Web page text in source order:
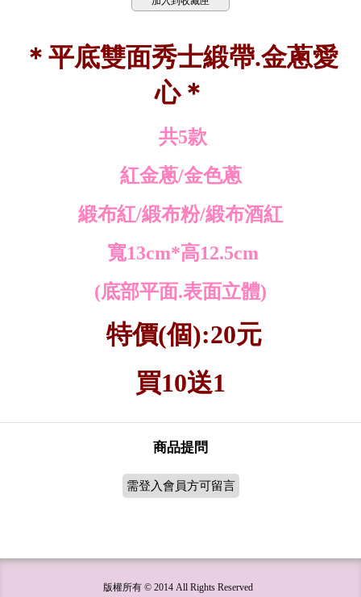
＊平底雙面秀士緞帶.金蔥愛
心＊
共5款
紅金蔥/金色蔥
緞布紅/緞布粉/緞布酒紅
寬13cm*高12.5cm
(底部平面.表面立體)
特價(個):20元
買10送1
商品提問
需登入會員方可留言
版權所有 © 2014 All Rights Reserved